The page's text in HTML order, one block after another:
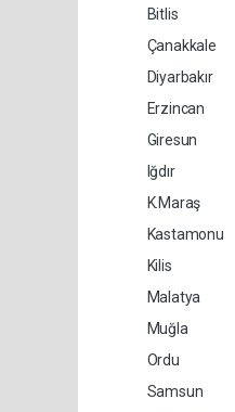
Bitlis
Çanakkale
Diyarbakır
Erzincan
Giresun
Iğdır
K.Maraş
Kastamonu
Kilis
Malatya
Muğla
Ordu
Samsun